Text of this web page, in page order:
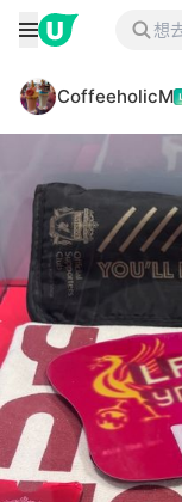
CoffeeholicM